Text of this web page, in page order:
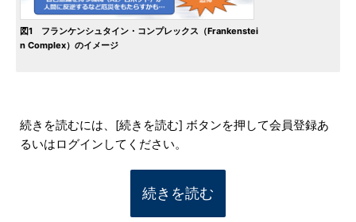
図1 フランケンシュタイン・コンプレックス（Frankenstei
n Complex）のイメージ
続きを読むには、[続きを読む] ボタンを押して会員登録あ
るいはログインしてください。
続きを読む